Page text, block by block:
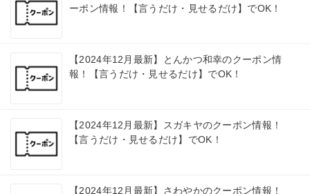
ーポン情報！【言うだけ・見せるだけ】でOK！
【2024年12月最新】とんかつ和幸のクーポン情
報！【言うだけ・見せるだけ】でOK！
【2024年12月最新】スガキヤのクーポン情報！
【言うだけ・見せるだけ】でOK！
【2024年12月最新】さわやかのクーポン情報！